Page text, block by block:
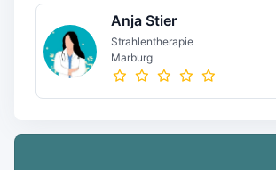
Anja Stier
Strahlentherapie
Marburg